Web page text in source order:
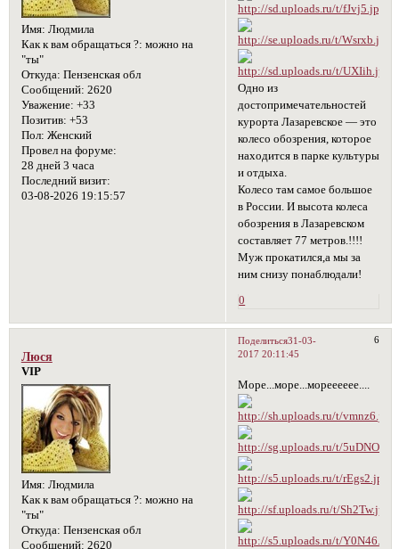
Имя: Людмила
Как к вам обращаться ?: можно на
"ты"
Откуда: Пензенская обл
Сообщений: 2620
Уважение: +33
Позитив: +53
Пол: Женский
Провел на форуме:
28 дней 3 часа
Последний визит:
03-08-2026 19:15:57
Одно из
достопримечательностей
курорта Лазаревское — это
колесо обозрения, которое
находится в парке культуры
и отдыха.
Колесо там самое большое
в России. И высота колеса
обозрения в Лазаревском
составляет 77 метров.!!!!
Муж прокатился,а мы за
ним снизу понаблюдали!
0
Поделиться 6
31-03-
2017 20:11:45
Люся
VIP
Имя: Людмила
Как к вам обращаться ?: можно на
"ты"
Откуда: Пензенская обл
Сообщений: 2620
Море...море...морееееее....